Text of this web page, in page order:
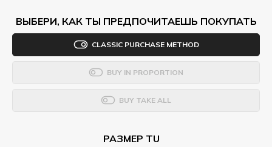
ВЫБЕРИ, КАК ТЫ ПРЕДПОЧИТАЕШЬ ПОКУПАТЬ
CLASSIC PURCHASE METHOD
BUY IN PROPORTION
BUY TAKE ALL
РАЗМЕР TU